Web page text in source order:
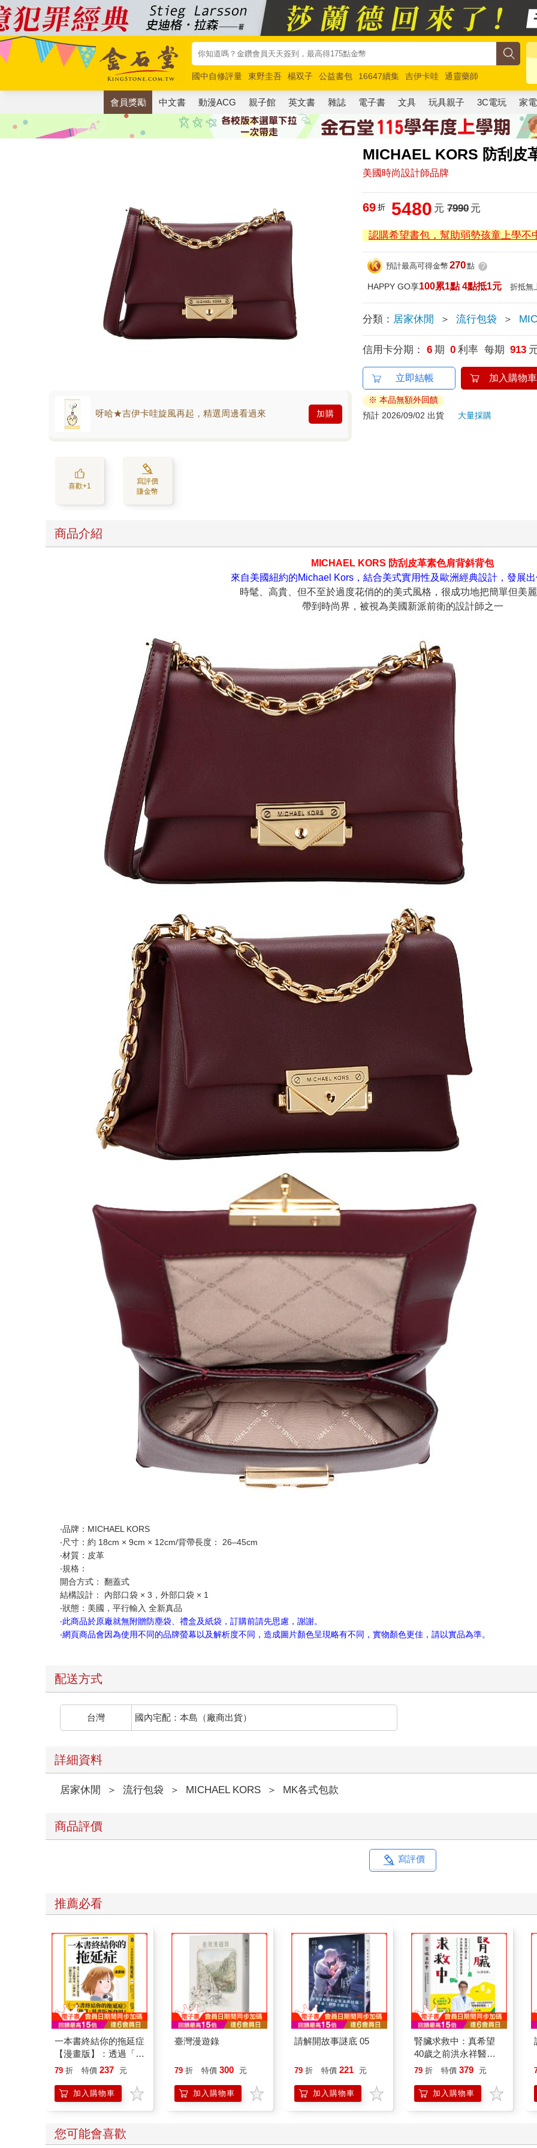
國中自修評量 東野圭吾 楊双子 公益書包 16647續集 吉伊卡哇
通靈藥師
唯紅花綻放
奧德賽 路邊攤新作 馬斯克 玩具總動員5 超慢跑
會員獎勵 中文書 動漫ACG 親子館 英文書 雜誌 電子書 文具 玩具親子 3C電玩 家電
MICHAEL KORS 防刮皮
美國時尚設計師品牌
呀哈★吉伊卡哇旋風再起，精選周邊看過來 加購
喜歡+1
寫評價
賺金幣
69 折 5480 元 7990元
認購希望書包，幫助弱勢孩童上學不
預計最高可得金幣 270點 ?
HAPPY GO享100累1點 4點抵1元 折抵無
分類： 居家休閒 ＞ 流行包袋 ＞
信用卡分期： 6 期 0 利率 每期 913
立即結帳 加入購物車
※ 本品無額外回饋
預計 2026/09/02 出貨
大量採購
商品介紹
MICHAEL KORS 防刮皮革素色肩背斜背包
來自美國紐約的Michael Kors，結合美式實用性及歐洲經典設計，發展
時髦、高貴、但不至於過度花俏的的美式風格，很成功地把簡單但美
帶到時尚界，被視為美國新派前衛的設計師之一
‧品牌：MICHAEL KORS
‧尺寸：約 18cm × 9cm × 12cm/背帶長度： 26–45cm
‧材質：皮革
‧規格：
開合方式： 翻蓋式
結構設計： 內部口袋 × 3，外部口袋 × 1
‧狀態：美國，平行輸入 全新真品
‧此商品於原廠就無附贈防塵袋、禮盒及紙袋，訂購前請先思慮，謝謝。
‧網頁商品會因為使用不同的品牌螢幕以及解析度不同，造成圖片顏色呈現略有不同，實物顏色更佳，請以實品為準。
配送方式
台灣 國內宅配：本島（廠商出貨）
詳細資料
居家休閒 ＞ 流行包袋 ＞ MICHAEL KORS ＞ MK各式包款
商品評價
寫評價
推薦必看
一本書終結你的拖延症
【漫畫版】：透過「小
行動」打開大腦的行動
「行動派」的37個科
學方法
79 折 特價 237 元
加入購物車
臺灣漫遊錄
79 折 特價 300 元
加入購物車
請解開故事謎底 05
79 折 特價 221 元
加入購物車
腎臟求救中：真希望
40歲之前洪永祥醫師
就告訴我這些事
79 折 特價 379 元
加入購物車
您可能會喜歡